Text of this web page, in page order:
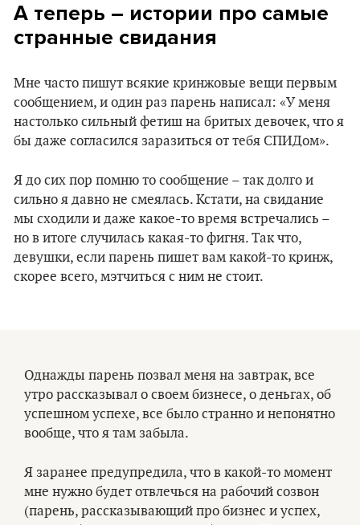
А теперь – истории про самые
странные свидания
Мне часто пишут всякие кринжовые вещи первым
сообщением, и один раз парень написал: «У меня
настолько сильный фетиш на бритых девочек, что я
бы даже согласился заразиться от тебя СПИДом».
Я до сих пор помню то сообщение – так долго и
сильно я давно не смеялась. Кстати, на свидание
мы сходили и даже какое-то время встречались –
но в итоге случилась какая-то фигня. Так что,
девушки, если парень пишет вам какой-то кринж,
скорее всего, мэтчиться с ним не стоит.
Однажды парень позвал меня на завтрак, все
утро рассказывал о своем бизнесе, о деньгах, об
успешном успехе, все было странно и непонятно
вообще, что я там забыла.
Я заранее предупредила, что в какой-то момент
мне нужно будет отвлечься на рабочий созвон
(парень, рассказывающий про бизнес и успех,